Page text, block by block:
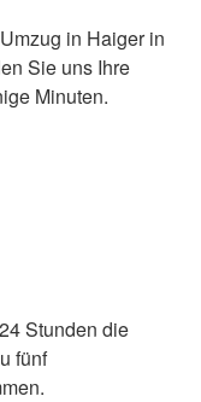
in Haiger in
Sie uns Ihre
Minuten.
Stunden die
fünf